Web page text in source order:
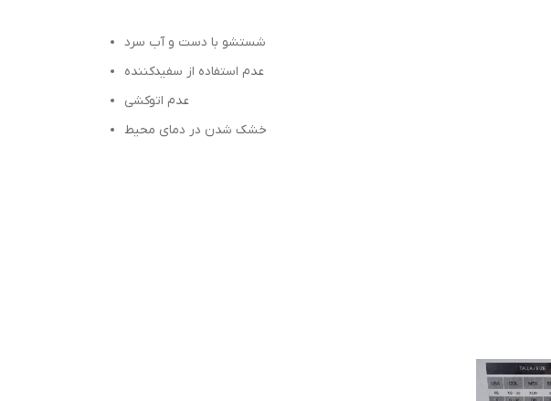
شستشو با دست و آب سرد
عدم استفاده از سفیدکننده
عدم اتوکشی
خشک شدن در دمای محیط